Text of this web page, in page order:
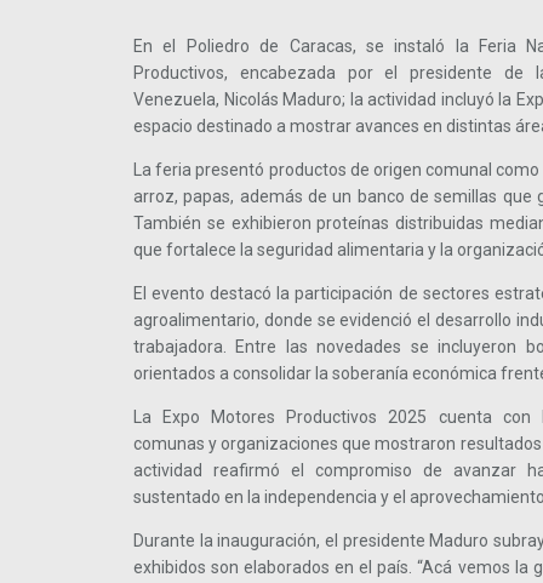
En el Poliedro de Caracas, se instaló la Feria
Productivos, encabezada por el presidente de
Venezuela, Nicolás Maduro; la actividad incluyó la
espacio destinado a mostrar avances en distintas
La feria presentó productos de origen comunal
arroz, papas, además de un banco de semillas que
También se exhibieron proteínas distribuidas
que fortalece la seguridad alimentaria y la
El evento destacó la participación de sectores
agroalimentario, donde se evidenció el desarrollo
trabajadora. Entre las novedades se incluyeron
orientados a consolidar la soberanía económica
La Expo Motores Productivos 2025 cuenta con
comunas y organizaciones que mostraron
actividad reafirmó el compromiso de avanzar
sustentado en la independencia y el
Durante la inauguración, el presidente Maduro
exhibidos son elaborados en el país. “Acá vemos la